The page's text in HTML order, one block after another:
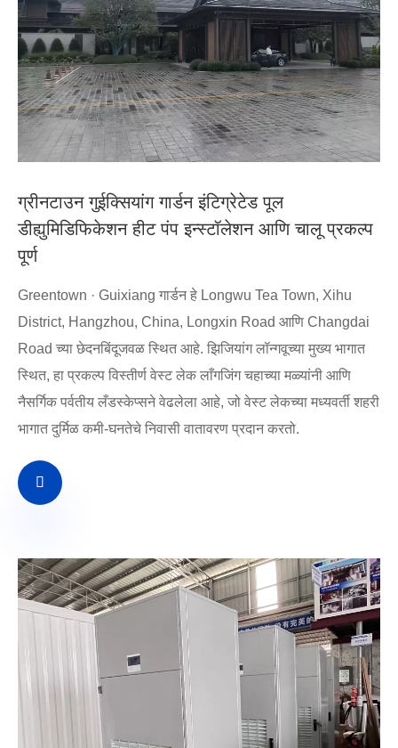
ग्रीनटाउन गुईक्सियांग गार्डन इंटिग्रेटेड पूल
डीह्युमिडिफिकेशन हीट पंप इन्स्टॉलेशन आणि चालू प्रकल्प
पूर्ण
Greentown · Guixiang गार्डन हे Longwu Tea Town, Xihu
District, Hangzhou, China, Longxin Road आणि Changdai
Road च्या छेदनबिंदूजवळ स्थित आहे. झिजियांग लॉन्गवूच्या मुख्य भागात
स्थित, हा प्रकल्प विस्तीर्ण वेस्ट लेक लाँगजिंग चहाच्या मळ्यांनी आणि
नैसर्गिक पर्वतीय लँडस्केप्सने वेढलेला आहे, जो वेस्ट लेकच्या मध्यवर्ती शहरी
भागात दुर्मिळ कमी-घनतेचे निवासी वातावरण प्रदान करतो.
